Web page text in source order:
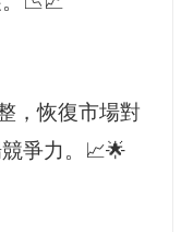
，恢復市場對
爭力。📈🌟